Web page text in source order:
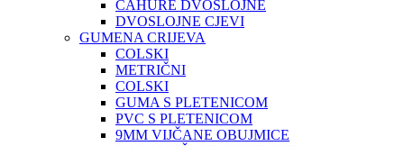
ČAHURE DVOSLOJNE
DVOSLOJNE CJEVI
GUMENA CRIJEVA
COLSKI
METRIČNI
COLSKI
GUMA S PLETENICOM
PVC S PLETENICOM
9MM VIJČANE OBUJMICE